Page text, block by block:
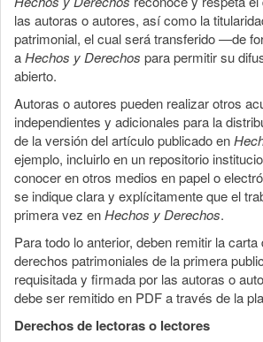
las autoras o autores, así como la
patrimonial, el cual será transferido —de
aHechos y Derechos para permitir su
abierto.
Autoras o autores pueden realizar otros
independientes y adicionales para la
de la versión del artículo publicado en
ejemplo, incluirlo en un repositorio
conocer en otros medios en papel o
se indique clara y explícitamente que el
primera vez enHechos y Derechos.
Para todo lo anterior, deben remitir la
derechos patrimoniales de la primera
requisitada y firmada por las autoras o
debe ser remitido en PDF a través de la
Derechos de lectoras o lectores